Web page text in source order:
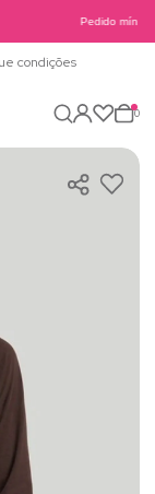
Pedido mínimo
condições
0